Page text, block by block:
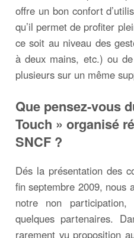
offre un bon confort
qu’il permet de profiter
ce soit au niveau des
à deux mains, etc.) ou
plusieurs sur un même
Que pensez-vous
Touch » organisé
SNCF ?
Dés la présentation des
fin septembre 2009, nous
notre non
quelques partenaires.
rarement vu proposition